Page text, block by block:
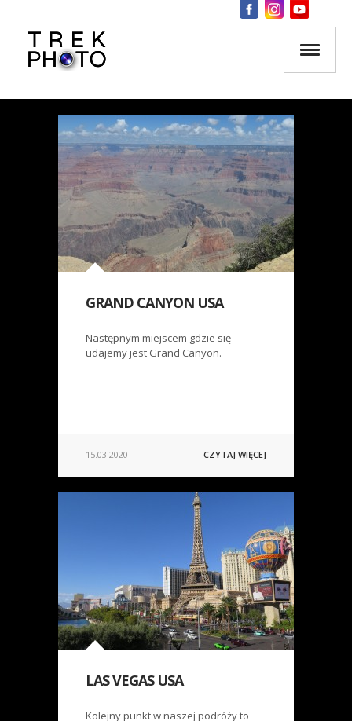
GRAND CANYON USA
Następnym miejscem gdzie się
udajemy jest Grand Canyon.
15.03.2020 CZYTAJ WIĘCEJ
LAS VEGAS USA
Kolejny punkt w naszej podróży to